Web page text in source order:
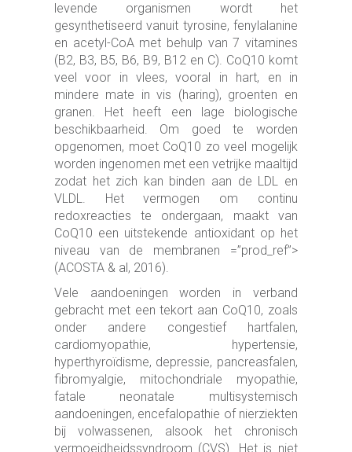
levende organismen wordt het
gesynthetiseerd vanuit tyrosine, fenylalanine
en acetyl-CoA met behulp van 7 vitamines
(B2, B3, B5, B6, B9, B12 en C). CoQ10 komt
veel voor in vlees, vooral in hart, en in
mindere mate in vis (haring), groenten en
granen. Het heeft een lage biologische
beschikbaarheid. Om goed te worden
opgenomen, moet CoQ10 zo veel mogelijk
worden ingenomen met een vetrijke maaltijd
zodat het zich kan binden aan de LDL en
VLDL. Het vermogen om continu
redoxreacties te ondergaan, maakt van
CoQ10 een uitstekende antioxidant op het
niveau van de membranen =”prod_ref”>
(ACOSTA & al, 2016).
Vele aandoeningen worden in verband
gebracht met een tekort aan CoQ10, zoals
onder andere congestief hartfalen,
cardiomyopathie, hypertensie,
hyperthyroïdisme, depressie, pancreasfalen,
fibromyalgie, mitochondriale myopathie,
fatale neonatale multisystemisch
aandoeningen, encefalopathie of nierziekten
bij volwassenen, alsook het chronisch
vermoeidheidssyndroom (CVS). Het is niet